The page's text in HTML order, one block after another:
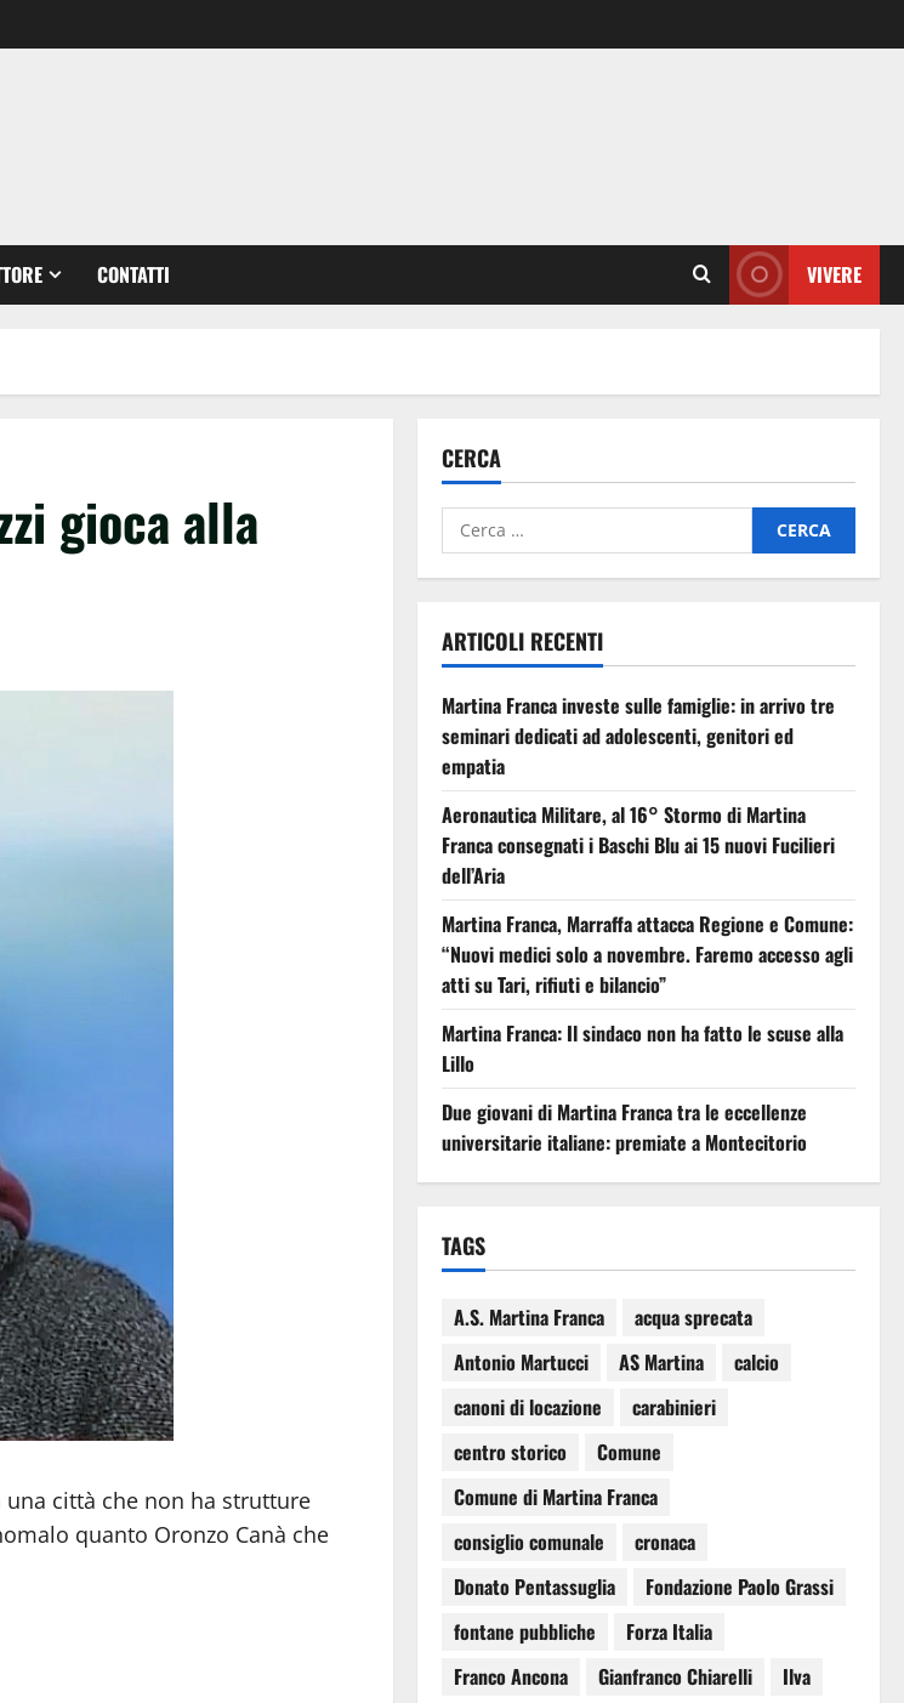
CONTATTI VIVERE
gioca alla
città che non ha strutture
quanto Oronzo Canà che
CERCA
ARTICOLI RECENTI
Martina Franca investe sulle famiglie: in arrivo tre
seminari dedicati ad adolescenti, genitori ed
empatia
Aeronautica Militare, al 16° Stormo di Martina
Franca consegnati i Baschi Blu ai 15 nuovi Fucilieri
dell’Aria
Martina Franca, Marraffa attacca Regione e Comune:
“Nuovi medici solo a novembre. Faremo accesso agli
atti su Tari, rifiuti e bilancio”
Martina Franca: Il sindaco non ha fatto le scuse alla
Lillo
Due giovani di Martina Franca tra le eccellenze
universitarie italiane: premiate a Montecitorio
TAGS
A.S. Martina Franca
acqua sprecata
Antonio Martucci
AS Martina
calcio
canoni di locazione
carabinieri
centro storico
Comune
Comune di Martina Franca
consiglio comunale
cronaca
Donato Pentassuglia
Fondazione Paolo Grassi
fontane pubbliche
Forza Italia
Franco Ancona
Gianfranco Chiarelli
Ilva